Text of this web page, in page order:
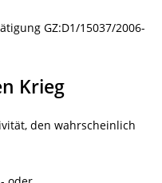
GZ:D1/15037/2006-
Krieg
den wahrscheinlich